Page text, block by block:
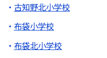
古知野北小学校
布袋小学校
布袋北小学校